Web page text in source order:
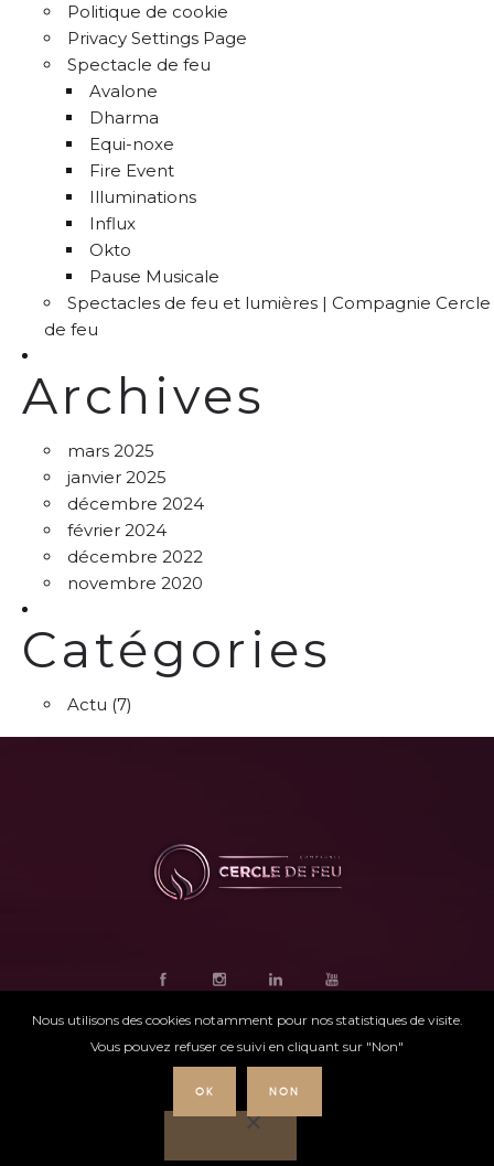
Politique de cookie
Privacy Settings Page
Spectacle de feu
Avalone
Dharma
Equi-noxe
Fire Event
Illuminations
Influx
Okto
Pause Musicale
Spectacles de feu et lumières | Compagnie Cercle
de feu
Archives
mars 2025
janvier 2025
décembre 2024
février 2024
décembre 2022
novembre 2020
Catégories
Actu (7)
Nous utilisons des cookies notamment pour nos statistiques de visite.
Vous pouvez refuser ce suivi en cliquant sur "Non"
OK NON